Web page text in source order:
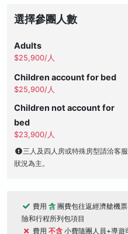
選擇參團人數
Adults
$25,900/人
Children account for bed
$25,900/人
Children not account for
bed
$23,900/人
三人及四人房或特殊房型請洽客
狀況為主。
費用 含 團費包往返經濟艙機
險和行程所列包項目
費用 不含 小費隨團人員+導